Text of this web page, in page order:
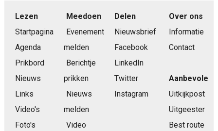
Lezen
Startpagina
Agenda
Prikbord
Nieuws
Links
Video's
Foto's
Meedoen
Evenement
melden
Berichtje
prikken
Nieuws
melden
Video
Delen
Nieuwsbrief
Facebook
LinkedIn
Twitter
Instagram
Over ons
Informatie
Contact
Aanbevolen
Uitkijkpost
Uitgeester
Best route